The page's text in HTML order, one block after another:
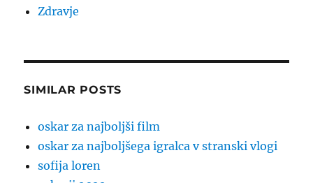
Zdravje
SIMILAR POSTS
oskar za najboljši film
oskar za najboljšega igralca v stranski vlogi
sofija loren